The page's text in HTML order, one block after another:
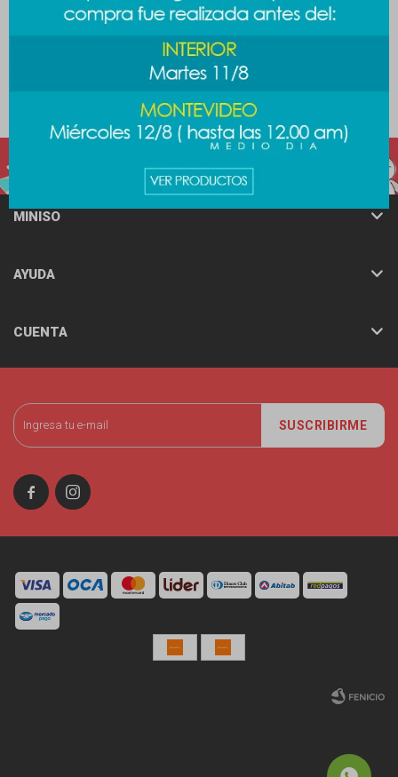
Llavero cupcake mofusand -
Bolso de viaje - gris
$ 789
SUSCRIBIRME
 
MINISO
AYUDA
CUENTA